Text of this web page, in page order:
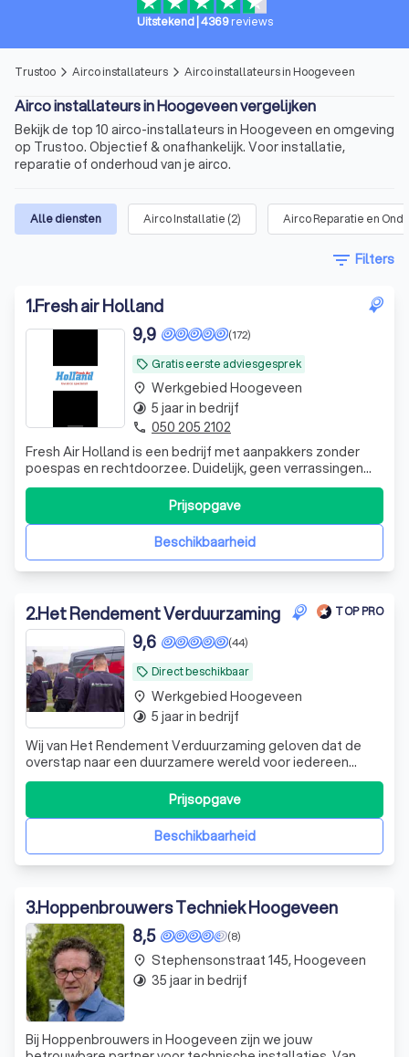
Uitstekend| 4369 reviews
Trustoo arrow_forward_ios Airco installateurs arrow_forward_ios Airco installateurs in Hoogeveen
Airco installateurs in Hoogeveen vergelijken
Bekijk de top 10 airco-installateurs in Hoogeveen en omgeving
op Trustoo. Objectief & onafhankelijk. Voor installatie,
reparatie of onderhoud van je airco.
Alle diensten Airco Installatie (2) Airco Reparatie en
filter_list Filters
1.Fresh air Holland
local_offer Gratis eerste adviesgesprek
(172)
9,9
Fresh Air Holland is een bedrijf met aanpakkers zonder
poespas en rechtdoorzee. Duidelijk, geen verrassingen
achteraf en 100% tevreden klanten. Daar streven wij naar.
Beschikbaarheid
Prijsopgave
place Werkgebied Hoogeveen
timelapse 5 jaar in bedrijf
phone 050 205 2102
2.Het Rendement Verduurzaming TOP PRO
local_offer Direct beschikbaar
(44)
9,6
Wij van Het Rendement Verduurzaming geloven dat de
overstap naar een duurzamere wereld voor iedereen
betaalbaar moet zijn. Met onze expertise en eerlijke
prijzen willen wij ons steentje hieraan bijdragen. In de kern
leveren en installeren we warmtepompen, zowel hybride
als volledig elektrisch. DaarbBeschikbaarheid
Prijsopgave
place Werkgebied Hoogeveen
timelapse 5 jaar in bedrijf
3.Hoppenbrouwers Techniek Hoogeveen
(8)
8,5
Bij Hoppenbrouwers in Hoogeveen zijn we jouw
place Stephensonstraat 145, Hoogeveen
timelapse 35 jaar in bedrijf